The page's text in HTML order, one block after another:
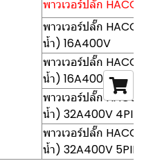
พาวเวอร์ปลั๊ก
พาวเวอร์ปลั๊ก
น้ำ) 16A400V
พาวเวอร์ปลั๊ก
น้ำ) 16A400V
พาวเวอร์ปลั๊ก
น้ำ) 32A400V 4PIN
พาวเวอร์ปลั๊ก
น้ำ) 32A400V 5PIN